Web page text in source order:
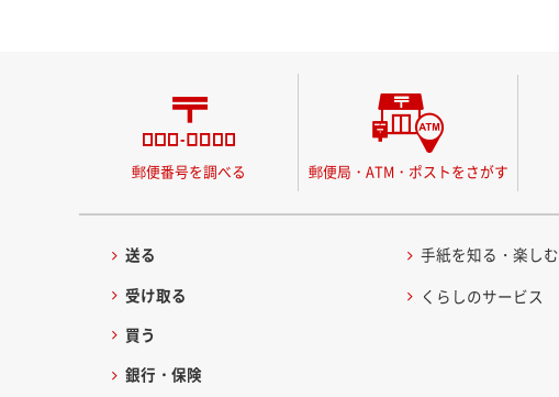
郵便番号を調べる 郵便局・ATM・ポストをさがす
送る
受け取る
買う
銀行・保険
手紙を知る・楽しむ
くらしのサービス